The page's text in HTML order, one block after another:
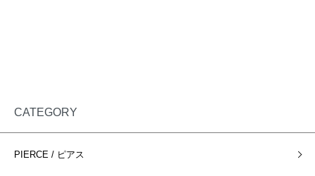
CATEGORY
PIERCE / ピアス